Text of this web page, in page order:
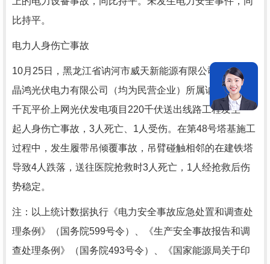
比持平。
电力人身伤亡事故
10月25日，黑龙江省讷河市威天新能源有限公司和讷河市
晶鸿光伏电力有限公司（均为民营企业）所属讷河市25万
千瓦平价上网光伏发电项目220千伏送出线路工程发生一
起人身伤亡事故，3人死亡、1人受伤。在第48号塔基施工
过程中，发生履带吊倾覆事故，吊臂碰触相邻的在建铁塔
导致4人跌落，送往医院抢救时3人死亡，1人经抢救后伤
势稳定。
注：以上统计数据执行《电力安全事故应急处置和调查处
理条例》（国务院599号令）、《生产安全事故报告和调
查处理条例》（国务院493号令）、《国家能源局关于印